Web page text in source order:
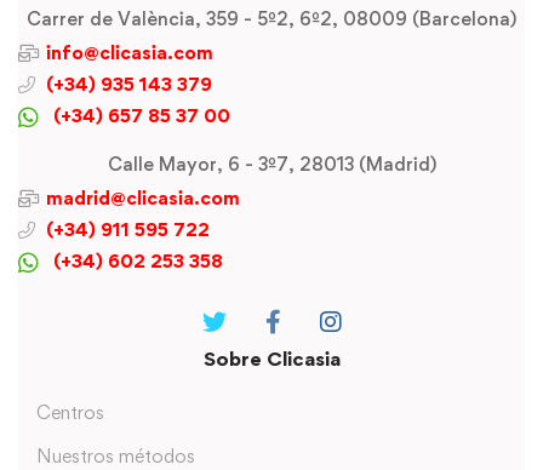
Carrer de València, 359 - 5º2, 6º2, 08009 (Barcelona)
info@clicasia.com
(+34) 935 143 379
(+34) 657 85 37 00
Calle Mayor, 6 - 3º7, 28013 (Madrid)
madrid@clicasia.com
(+34) 911 595 722
(+34) 602 253 358
Sobre Clicasia
Centros
Nuestros métodos